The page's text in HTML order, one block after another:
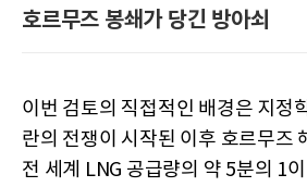
호르무즈 봉쇄가 당긴 방아쇠
이번 검토의 직접적인 배경은 지정
란의 전쟁이 시작된 이후 호르무즈
전 세계 LNG 공급량의 약 5분의 1